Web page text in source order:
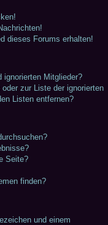
dieses Forums erhalten!
ignorierten Mitglieder?
zur Liste der ignorierten
Listen entfernen?
Seite?
finden?
und einem